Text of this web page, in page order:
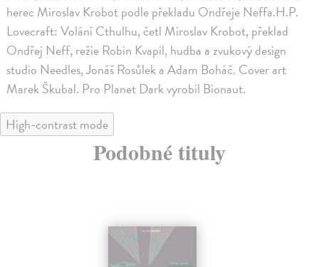
herec Miroslav Krobot podle překladu Ondřeje Neffa.H.P.
Lovecraft: Volání Cthulhu, četl Miroslav Krobot, překlad
Ondřej Neff, režie Robin Kvapil, hudba a zvukový design
studio Needles, Jonáš Rosůlek a Adam Boháč. Cover art
Marek Škubal. Pro Planet Dark vyrobil Bionaut.
High-contrast mode
Podobné tituly